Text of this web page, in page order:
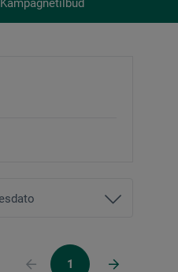
Kampagnetilbud
1